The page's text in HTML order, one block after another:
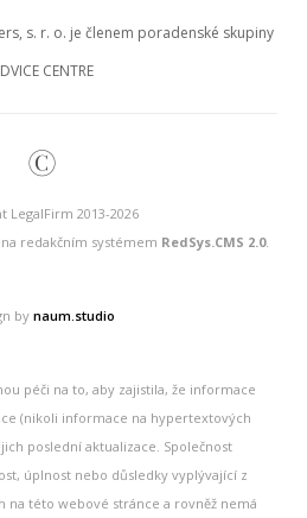
s. r. o. je členem poradenské skupiny
CENTRE
©
LegalFirm 2013-2026
redakčním systémem RedSys.CMS 2.0.
by naum.studio
péči na to, aby zajistila, že informace
(nikoli informace na hypertextových
poslední aktualizace. Společnost
úplnost nebo důsledky vyplývající z
na této webové stránce a rovněž nemá